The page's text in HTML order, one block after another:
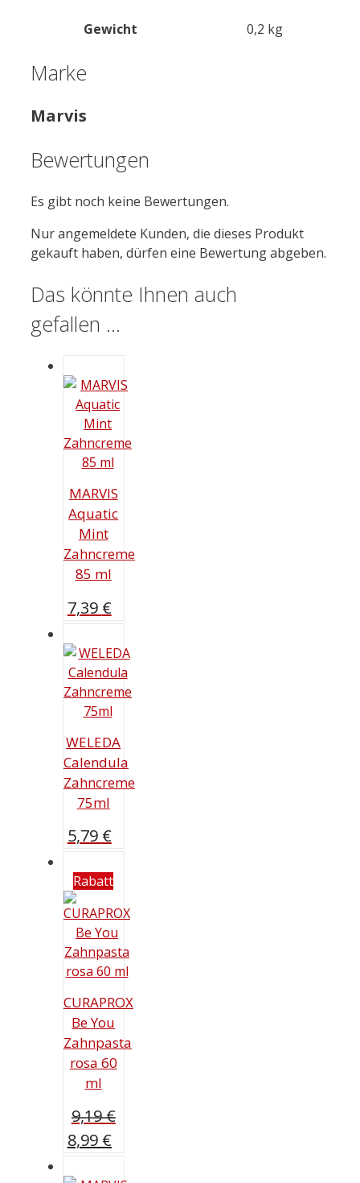
Gewicht 0,2 kg
Marke
Marvis
Bewertungen
Es gibt noch keine Bewertungen.
Nur angemeldete Kunden, die dieses Produkt
gekauft haben, dürfen eine Bewertung abgeben.
Das könnte Ihnen auch
gefallen …
MARVIS
Aquatic
Mint
Zahncreme
85 ml
7,39 €
WELEDA
Calendula
Zahncreme
75ml
5,79 €
Rabatt
CURAPROX
Be You
Zahnpasta
rosa 60
ml
9,19€
Ursprünglicher
war:
8,99 €Aktueller